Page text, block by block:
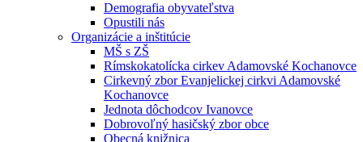
Demografia obyvateľstva
Opustili nás
Organizácie a inštitúcie
MŠ s ZŠ
Rímskokatolícka cirkev Adamovské Kochanovce
Cirkevný zbor Evanjelickej cirkvi Adamovské
Kochanovce
Jednota dôchodcov Ivanovce
Dobrovoľný hasičský zbor obce
Obecná knižnica